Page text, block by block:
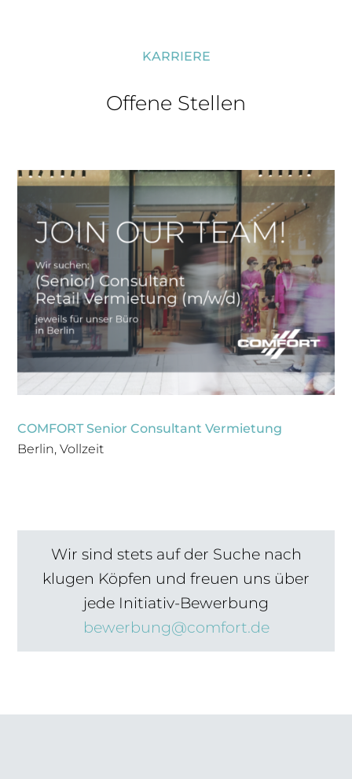
KARRIERE
Offene Stellen
COMFORT Senior Consultant Vermietung
Berlin, Vollzeit
Wir sind stets auf der Suche nach
klugen Köpfen und freuen uns über
jede Initiativ-Bewerbung
bewerbung@comfort.de